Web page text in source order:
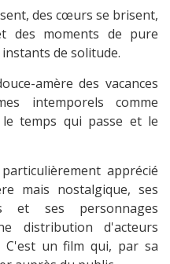
des cœurs se brisent,
des moments de pure
de solitude.
amère des vacances
intemporels comme
temps qui passe et le
apprécié
mais nostalgique, ses
et ses personnages
distribution d'acteurs
C'est un film qui, par sa